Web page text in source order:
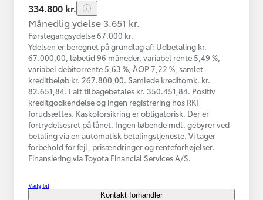
334.800 kr.
Månedlig ydelse 3.651 kr.
Førstegangsydelse 67.000 kr.
Ydelsen er beregnet på grundlag af: Udbetaling kr.
67.000,00, løbetid 96 måneder, variabel rente 5,49 %,
variabel debitorrente 5,63 %, ÅOP 7,22 %, samlet
kreditbeløb kr. 267.800,00. Samlede kreditomk. kr.
82.651,84. I alt tilbagebetales kr. 350.451,84. Positiv
kreditgodkendelse og ingen registrering hos RKI
forudsættes. Kaskoforsikring er obligatorisk. Der er
fortrydelsesret på lånet. Ingen løbende mdl. gebyrer ved
betaling via en automatisk betalingstjeneste. Vi tager
forbehold for fejl, prisændringer og renteforhøjelser.
Finansiering via Toyota Financial Services A/S.
Vælg bil
Kontakt forhandler